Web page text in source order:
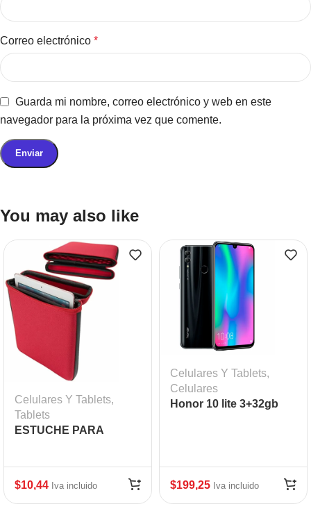
Correo electrónico *
Guarda mi nombre, correo electrónico y web en este
navegador para la próxima vez que comente.
You may also like
Celulares Y Tablets,
Tablets
ESTUCHE PARA
$10,44 Iva incluido
Celulares Y Tablets,
Celulares
Honor 10 lite 3+32gb
$199,25 Iva incluido